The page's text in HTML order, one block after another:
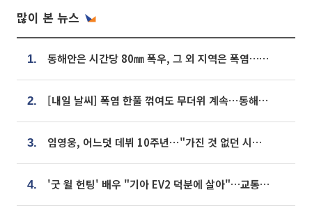
많이 본 뉴스
1. 동해안은 시간당 80㎜ 폭우, 그 외 지역은 폭염…‘극과 극 날씨’
2. [내일 날씨] 폭염 한풀 꺾여도 무더위 계속⋯동해안 이틀 연속 비
3. 임영웅, 어느덧 데뷔 10주년⋯"가진 것 없던 시절, 내 앞엔 20명의 팬뿐"
4. '굿 윌 헌팅' 배우 "기아 EV2 덕분에 살아"…교통사고 후 안전성 극찬